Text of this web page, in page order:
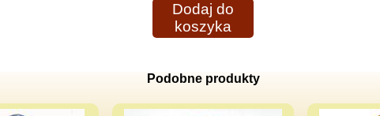
Dodaj do
koszyka
Podobne produkty